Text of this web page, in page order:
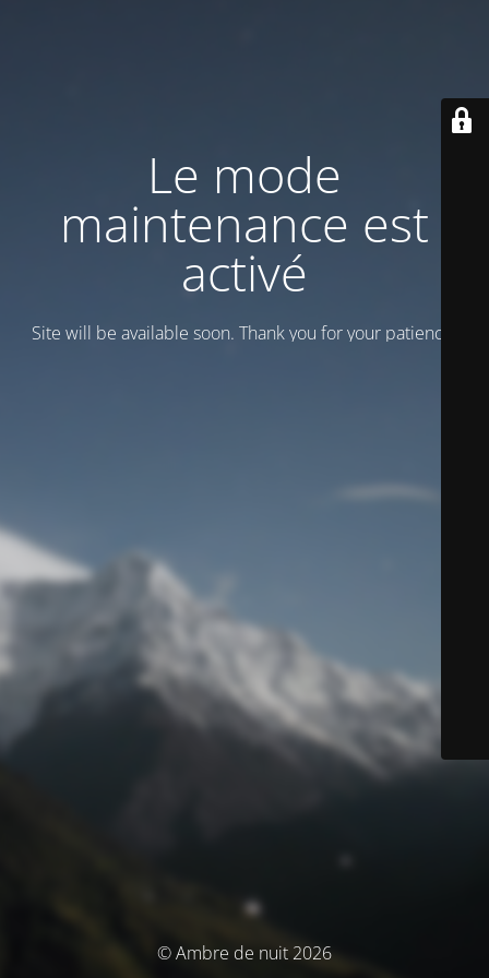
Le mode
maintenance est
activé
Site will be available soon. Thank you for your patience!
© Ambre de nuit 2026